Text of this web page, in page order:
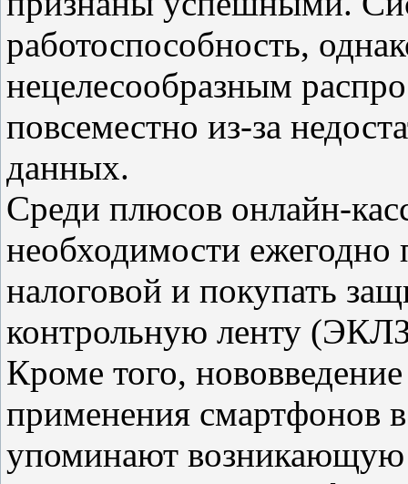
работоспособность,
нецелесообразным
повсеместно из-за
данных.
Среди плюсов онлайн-
необходимости ежегодно
налоговой и покупать
контрольную ленту
Кроме того,
применения смартфонов
упоминают возникающую